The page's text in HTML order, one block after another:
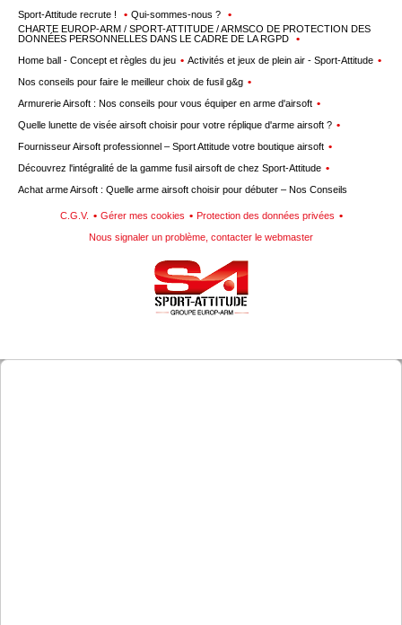
Sport-Attitude recrute !
Qui-sommes-nous ?
CHARTE EUROP-ARM / SPORT-ATTITUDE / ARMSCO DE PROTECTION DES
DONNÉES PERSONNELLES DANS LE CADRE DE LA RGPD
Home ball - Concept et règles du jeu
Activités et jeux de plein air - Sport-Attitude
Nos conseils pour faire le meilleur choix de fusil g&g
Armurerie Airsoft : Nos conseils pour vous équiper en arme d'airsoft
Quelle lunette de visée airsoft choisir pour votre réplique d'arme airsoft ?
Fournisseur Airsoft professionnel – Sport Attitude votre boutique airsoft
Découvrez l'intégralité de la gamme fusil airsoft de chez Sport-Attitude
Achat arme Airsoft : Quelle arme airsoft choisir pour débuter – Nos Conseils
C.G.V. Gérer mes cookies
Protection des données privées
Nous signaler un problème, contacter le webmaster